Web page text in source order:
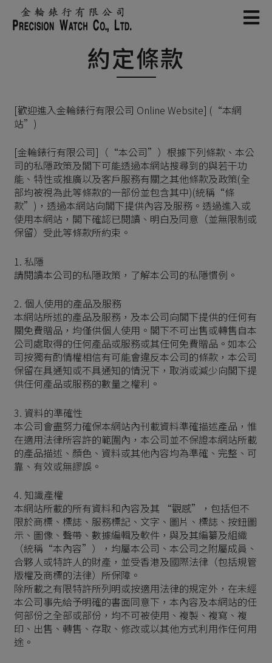
content
約定條款
[歡迎進入金輪錶行有限公司 Online Website] (“本網
站”)
[金輪錶行有限公司]（“本公司”）根據下列條款、本公
司的私隱政策及閣下可能透過本網站搜尋到的與若干功
能、特性或推廣以及客戶服務有關之其他條款及政策(全
部均被視為此等條款的一部份並包含其中)(統稱“條
款”)，透過本網站向閣下提供內容及服務。透過進入或
使用本網站，閣下確認已閱讀、明白及同意（並無限制或
保留）受此等條款所約束。
1. 私隱
請閱讀本公司的私隱政策，了解本公司的私隱慣例。
2. 個人使用的產品及服務
本網站所述的產品及服務，及本公司向閣下提供的任何有
關免費贈品，均僅供個人使用。閣下不可出售或轉售自本
公司處取得的任何產品或服務或其任何免費贈品。如本公
司按獨有酌情權相信有可能會違反本公司的條款，本公司
保留在具通知或不具通知的情況下，取消或減少向閣下提
供任何產品或服務的數量之權利。
3. 資料的準確性
本公司會盡努力確保本網站內刊載資料準確描述產品，惟
在適用法律所容許的範圍內，本公司並不保證本網站所載
的產品描述、顏色、資料或其他內容均為準確、完整、可
靠、有效或無謬誤。
4. 知識產權
本網站所載的所有資料和內容及其 “觀感”，包括但不
限於商標、標誌、服務標記、文字、圖片、標誌、按鈕圖
示、圖像、聲帶、數據編輯及軟件，與及其編纂及組織
（統稱“本內容”），均屬本公司、本公司之附屬成員、
合夥人或特許人的財產，並受香港及國際法律（包括規管
版權及商標的法律）所保障。
除所載之有限特許所列明或按適用法律的規定外，在未經
本公司事先給予明確的書面同意下，本內容及本網站的任
何部份之全部或部份，均不可被使用、複製、複寫、複
印、出售、轉售、存取、修改或以其他方式利用作任何用
途。